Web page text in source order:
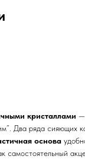
кристаллами —
Два ряда сияющих
основа
самостоятельный